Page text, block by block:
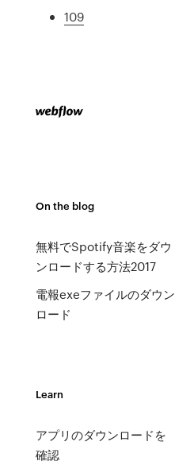
109
On the blog
無料でSpotify音楽をダウ
ンロードする方法2017
電報exeファイルのダウン
ロード
Learn
アプリのダウンロードを
確認